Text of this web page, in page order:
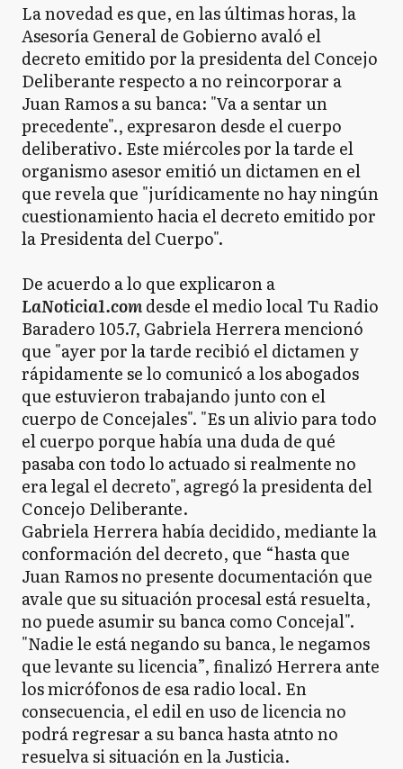
La novedad es que, en las últimas horas, la
Asesoría General de Gobierno avaló el
decreto emitido por la presidenta del Concejo
Deliberante respecto a no reincorporar a
Juan Ramos a su banca: "Va a sentar un
precedente"., expresaron desde el cuerpo
deliberativo. Este miércoles por la tarde el
organismo asesor emitió un dictamen en el
que revela que "jurídicamente no hay ningún
cuestionamiento hacia el decreto emitido por
la Presidenta del Cuerpo".
De acuerdo a lo que explicaron a
LaNoticia1.comdesde el medio local Tu Radio
Baradero 105.7, Gabriela Herrera mencionó
que "ayer por la tarde recibió el dictamen y
rápidamente se lo comunicó a los abogados
que estuvieron trabajando junto con el
cuerpo de Concejales". "Es un alivio para todo
el cuerpo porque había una duda de qué
pasaba con todo lo actuado si realmente no
era legal el decreto", agregó la presidenta del
Concejo Deliberante.
Gabriela Herrera había decidido, mediante la
conformación del decreto, que “hasta que
Juan Ramos no presente documentación que
avale que su situación procesal está resuelta,
no puede asumir su banca como Concejal".
"Nadie le está negando su banca, le negamos
que levante su licencia”, finalizó Herrera ante
los micrófonos de esa radio local. En
consecuencia, el edil en uso de licencia no
podrá regresar a su banca hasta atnto no
resuelva si situación en la Justicia.